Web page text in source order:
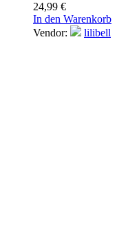
24,99 €
In den Warenkorb
Vendor:
lilibell